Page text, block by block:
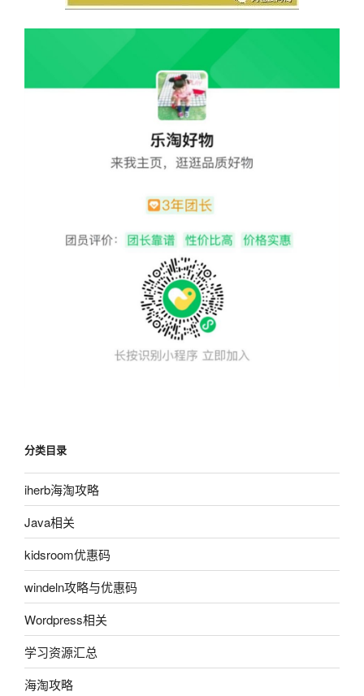
分类目录
iherb海淘攻略
Java相关
kidsroom优惠码
windeln攻略与优惠码
Wordpress相关
学习资源汇总
海淘攻略